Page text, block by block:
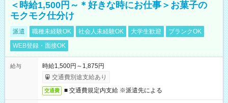
＜時給1,500円～＊好きな時にお仕事＞お菓子の
モクモク仕分け
派遣 職種未経験OK 社会人未経験OK 大学生歓迎
ブランクOK
WEB登録・面接OK
給与
時給1,500円～1,875円
交通費別途支給あり
交通費 ■ 交通費規定内支給 ※派遣先による